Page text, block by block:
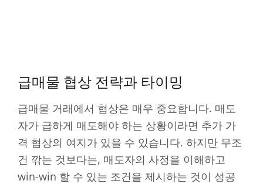
급매물 협상 전략과 타이밍
급매물 거래에서 협상은 매우 중요합니다. 매도
자가 급하게 매도해야 하는 상황이라면 추가 가
격 협상의 여지가 있을 수 있습니다. 하지만 무조
건 깎는 것보다는, 매도자의 사정을 이해하고
win-win 할 수 있는 조건을 제시하는 것이 성공